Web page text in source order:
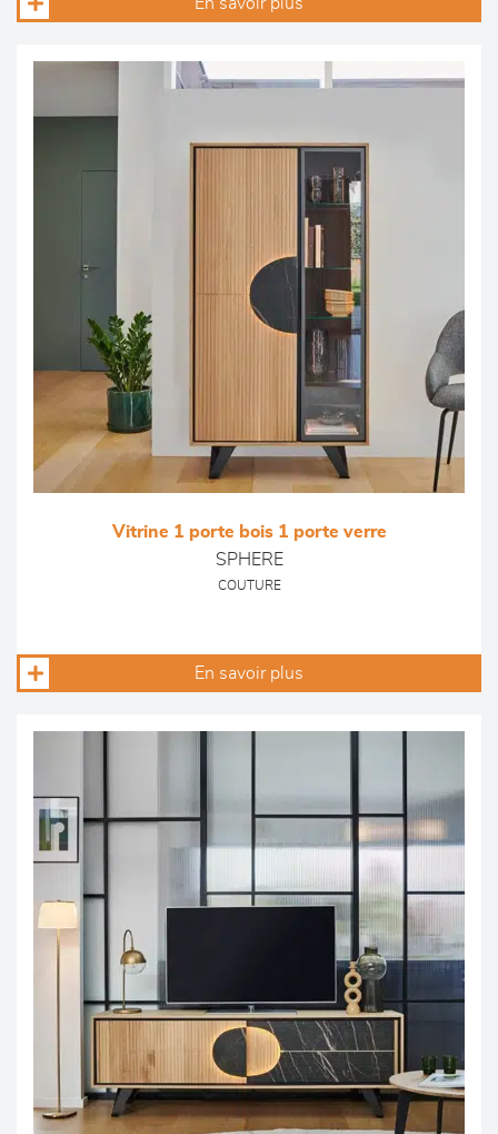
Vitrine 1 porte bois 1 porte verre
SPHERE
COUTURE
En savoir plus